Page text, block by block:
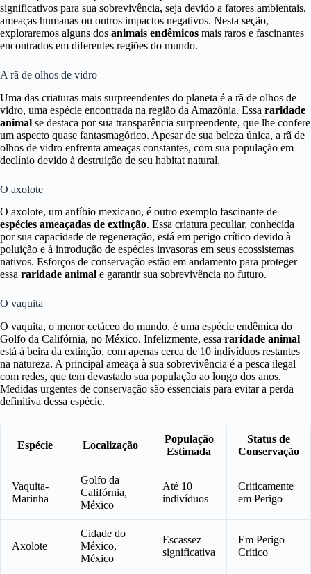
significativos para sua sobrevivência, seja devido a fatores ambientais,
ameaças humanas ou outros impactos negativos. Nesta seção,
exploraremos alguns dos animais endêmicos mais raros e fascinantes
encontrados em diferentes regiões do mundo.
A rã de olhos de vidro
Uma das criaturas mais surpreendentes do planeta é a rã de olhos de
vidro, uma espécie encontrada na região da Amazônia. Essa raridade
animal se destaca por sua transparência surpreendente, que lhe confere
um aspecto quase fantasmagórico. Apesar de sua beleza única, a rã de
olhos de vidro enfrenta ameaças constantes, com sua população em
declínio devido à destruição de seu habitat natural.
O axolote
O axolote, um anfíbio mexicano, é outro exemplo fascinante de
espécies ameaçadas de extinção. Essa criatura peculiar, conhecida
por sua capacidade de regeneração, está em perigo crítico devido à
poluição e à introdução de espécies invasoras em seus ecossistemas
nativos. Esforços de conservação estão em andamento para proteger
essa raridade animal e garantir sua sobrevivência no futuro.
O vaquita
O vaquita, o menor cetáceo do mundo, é uma espécie endêmica do
Golfo da Califórnia, no México. Infelizmente, essa raridade animal
está à beira da extinção, com apenas cerca de 10 indivíduos restantes
na natureza. A principal ameaça à sua sobrevivência é a pesca ilegal
com redes, que tem devastado sua população ao longo dos anos.
Medidas urgentes de conservação são essenciais para evitar a perda
definitiva dessa espécie.
Espécie Localização
População
Estimada
Status de
Conservação
Vaquita-
Marinha
Golfo da
Califórnia,
México
Até 10
indivíduos
Criticamente
em Perigo
Axolote
Cidade do
México,
México
Escassez
significativa
Em Perigo
Crítico